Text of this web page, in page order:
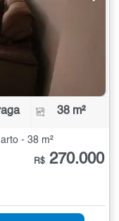
38 m²
- 38 m²
R$ 270.000